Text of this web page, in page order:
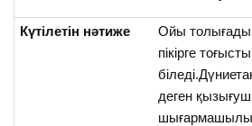
Күтілетін нәтиже
Ойы
пікірге
деген
шығармашылық